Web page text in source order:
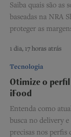
Saiba quais são as
baseadas na NRA
proteger as
1 dia, 17 horas atrás
Tecnologia
Otimize o
iFood
Entenda como
busca no delivery
precisas nos perfis